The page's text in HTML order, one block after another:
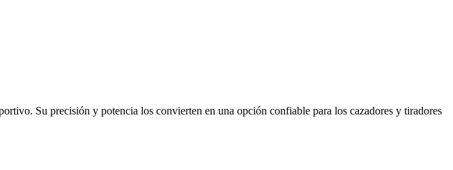
Su precisión y potencia los convierten en una opción confiable para los cazadores y tiradores